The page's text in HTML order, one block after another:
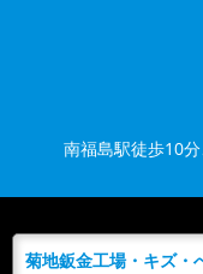
南福島駅徒歩10
菊地鈑金工場・キズ・